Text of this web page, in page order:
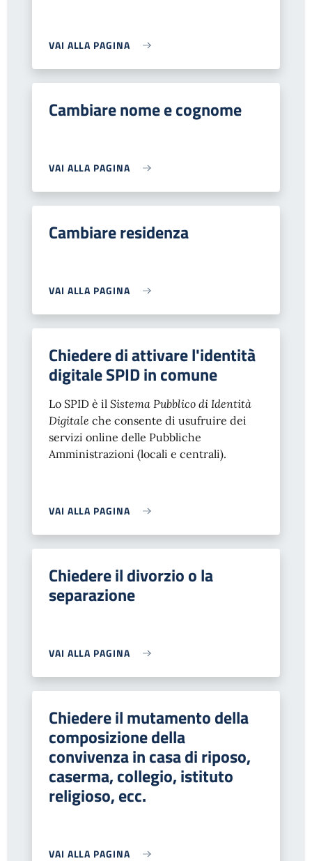
VAI ALLA PAGINA
Cambiare nome e cognome
VAI ALLA PAGINA
Cambiare residenza
VAI ALLA PAGINA
Chiedere di attivare l'identità
digitale SPID in comune
Lo SPID è il Sistema Pubblico di Identità
Digitale che consente di usufruire dei
servizi online delle Pubbliche
Amministrazioni (locali e centrali).
VAI ALLA PAGINA
Chiedere il divorzio o la
separazione
VAI ALLA PAGINA
Chiedere il mutamento della
composizione della
convivenza in casa di riposo,
caserma, collegio, istituto
religioso, ecc.
VAI ALLA PAGINA